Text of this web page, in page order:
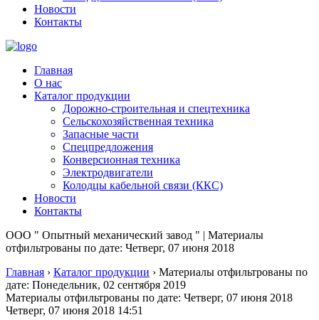
Новости
Контакты
Главная
О нас
Каталог продукции
Дорожно-строительная и спецтехника
Сельскохозяйственная техника
Запасные части
Спецпредложения
Конверсионная техника
Электродвигатели
Колодцы кабельной связи (ККС)
Новости
Контакты
ООО " Опытный механический завод " | Материалы
отфильтрованы по дате: Четверг, 07 июня 2018
Главная › Каталог продукции › Материалы отфильтрованы по
дате: Понедельник, 02 сентября 2019
Материалы отфильтрованы по дате: Четверг, 07 июня 2018
Четверг, 07 июня 2018 14:51